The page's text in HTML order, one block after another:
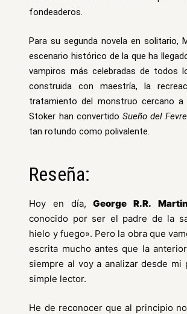
fondeaderos.
Para su segunda novela en solitario,
escenario histórico de la que ha
vampiros más celebradas de todos
construida con maestría, la
tratamiento del monstruo cercano
Stoker han convertido Sueño del Fevre
tan rotundo como polivalente.
Reseña:
Hoy en día,George R.R. Martin
conocido por ser el padre de la
hielo y fuego». Pero la obra que
escrita mucho antes que la
siempre al voy a analizar desde mi
simple lector.
He de reconocer que al principio